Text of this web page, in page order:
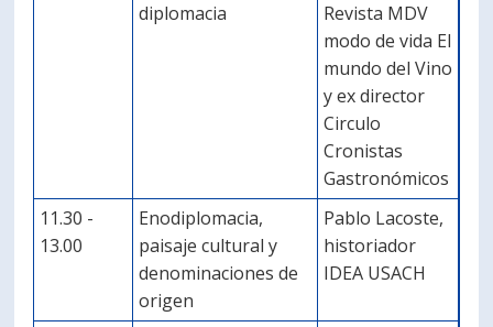
diplomacia
Revista MDV
modo de vida El
mundo del Vino
y ex director
Circulo
Cronistas
Gastronómicos
11.30 -
13.00
Enodiplomacia,
paisaje cultural y
denominaciones de
origen
Pablo Lacoste,
historiador
IDEA USACH